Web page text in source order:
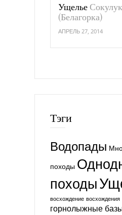
УщельеСокулук
(Белагорка)
АПРЕЛЬ 27, 2014
Тэги
Водопады
походы
походы
восхождение восхождения
горнолыжные